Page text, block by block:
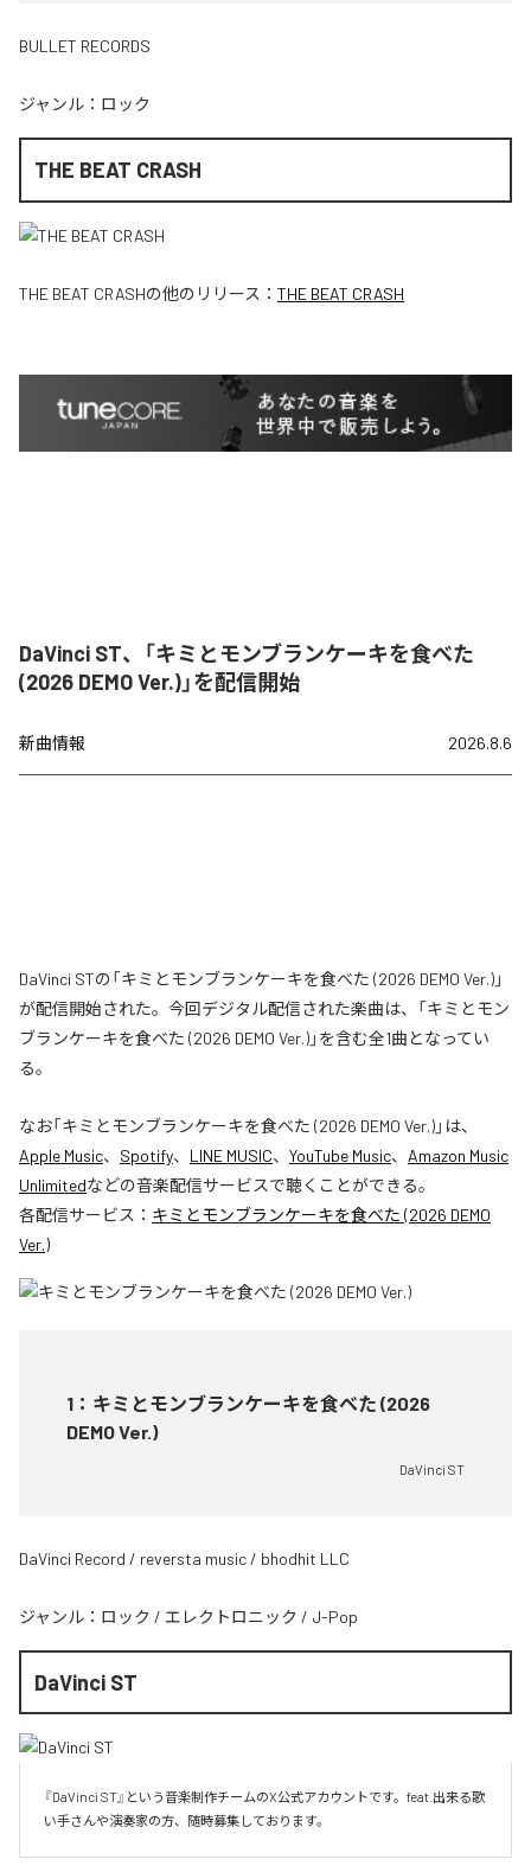
BULLET RECORDS
ジャンル： ロック
THE BEAT CRASH
THE BEAT CRASHの他のリリース： THE BEAT CRASH
DaVinci ST、「キミとモンブランケーキを食べた
(2026 DEMO Ver.)」を配信開始
新曲情報 2026.8.6
DaVinci STの「キミとモンブランケーキを食べた (2026 DEMO Ver.)」
が配信開始された。今回デジタル配信された楽曲は、「キミとモン
ブランケーキを食べた (2026 DEMO Ver.)」を含む全1曲となってい
る。
なお「キミとモンブランケーキを食べた (2026 DEMO Ver.)」は、
Apple Music、 Spotify、 LINE MUSIC、 YouTube Music、 Amazon Music
Unlimitedなどの音楽配信サービスで聴くことができる。
各配信サービス： キミとモンブランケーキを食べた (2026 DEMO
Ver.)
1 ： キミとモンブランケーキを食べた (2026
DEMO Ver.)
DaVinci ST
DaVinci Record / reversta music / bhodhit LLC
ジャンル： ロック / エレクトロニック / J-Pop
DaVinci ST
『DaVinci ST』という音楽制作チームのX公式アカウントです。feat.出来る歌
い手さんや演奏家の方、随時募集しております。